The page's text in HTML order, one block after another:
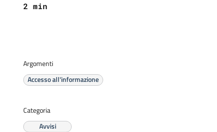
2 min
Argomenti
Accesso all'informazione
Categoria
Avvisi